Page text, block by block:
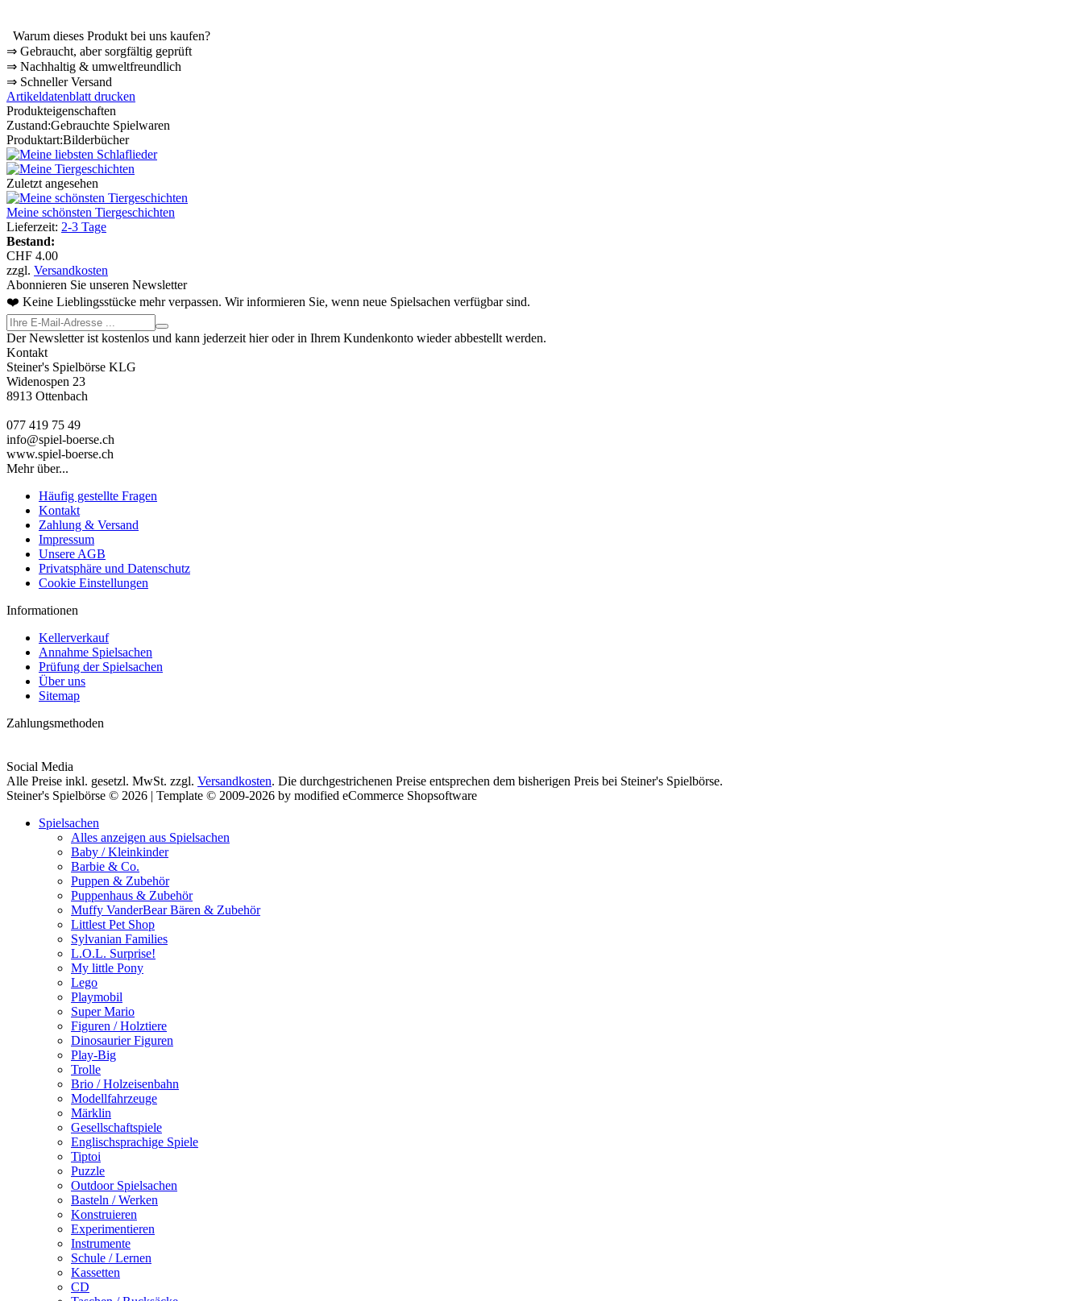
Warum dieses Produkt bei uns kaufen?
⇒ ️ Gebraucht, aber sorgfältig geprüft
⇒ ️ Nachhaltig & umweltfreundlich
⇒ ️ Schneller Versand
Artikeldatenblatt drucken
Produkteigenschaften
Zustand:Gebrauchte Spielwaren
Produktart:Bilderbücher
Zuletzt angesehen
Meine schönsten Tiergeschichten
Lieferzeit: 2-3 Tage
Bestand:
CHF 4.00
zzgl. Versandkosten
Abonnieren Sie unseren Newsletter
❤️ Keine Lieblingsstücke mehr verpassen. Wir informieren Sie, wenn neue Spielsachen verfügbar sind.
Der Newsletter ist kostenlos und kann jederzeit hier oder in Ihrem Kundenkonto wieder abbestellt werden.
Kontakt
Steiner's Spielbörse KLG
Widenospen 23
8913 Ottenbach
077 419 75 49
info@spiel-boerse.ch
www.spiel-boerse.ch
Mehr über...
Häufig gestellte Fragen
Kontakt
Zahlung & Versand
Impressum
Unsere AGB
Privatsphäre und Datenschutz
Cookie Einstellungen
Informationen
Kellerverkauf
Annahme Spielsachen
Prüfung der Spielsachen
Über uns
Sitemap
Zahlungsmethoden
Social Media
Alle Preise inkl. gesetzl. MwSt. zzgl. Versandkosten. Die durchgestrichenen Preise entsprechen dem bisherigen Preis bei Steiner's Spielbörse.
Steiner's Spielbörse © 2026 | Template © 2009-2026 by modified eCommerce Shopsoftware
Spielsachen
Alles anzeigen aus Spielsachen
Baby / Kleinkinder
Barbie & Co.
Puppen & Zubehör
Puppenhaus & Zubehör
Muffy VanderBear Bären & Zubehör
Littlest Pet Shop
Sylvanian Families
L.O.L. Surprise!
My little Pony
Lego
Playmobil
Super Mario
Figuren / Holztiere
Dinosaurier Figuren
Play-Big
Trolle
Brio / Holzeisenbahn
Modellfahrzeuge
Märklin
Gesellschaftspiele
Englischsprachige Spiele
Tiptoi
Puzzle
Outdoor Spielsachen
Basteln / Werken
Konstruieren
Experimentieren
Instrumente
Schule / Lernen
Kassetten
CD